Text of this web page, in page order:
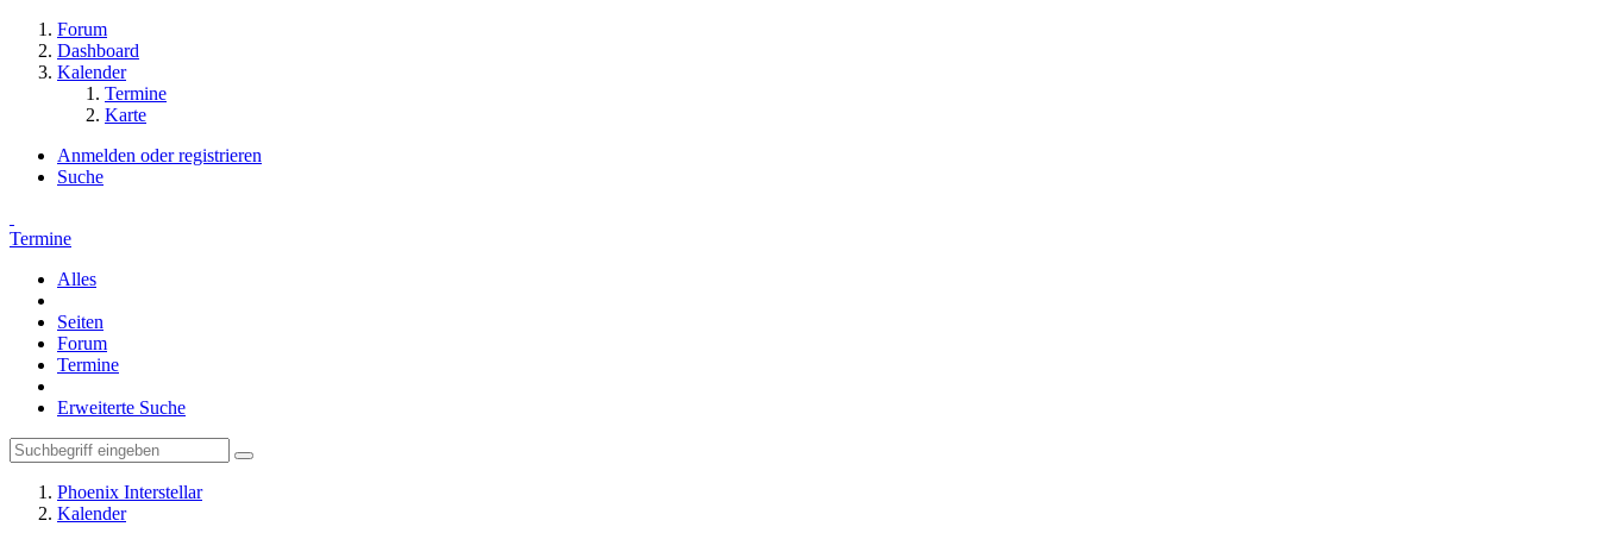
Forum
Dashboard
Kalender
Termine
Karte
Anmelden oder registrieren
Suche
Termine
Alles
Seiten
Forum
Termine
Erweiterte Suche
Phoenix Interstellar
Kalender